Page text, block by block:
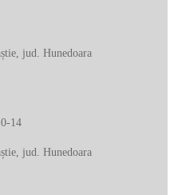
jud. Hunedoara
14
jud. Hunedoara